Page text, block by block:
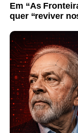
Em “As
quer “reviver